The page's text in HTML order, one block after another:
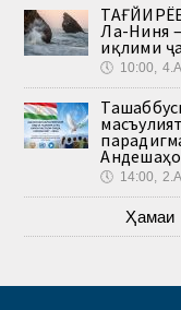
Ла-Ниня
иқлими
🕔 10:00,
🕔 14:00,
Ҳамаи